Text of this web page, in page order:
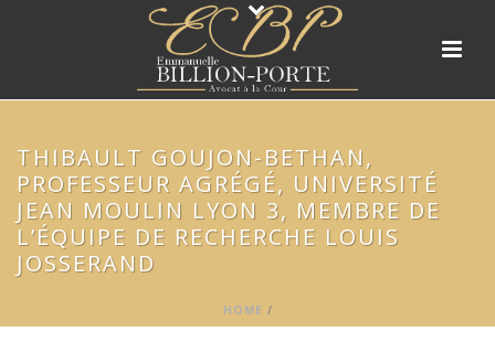
THIBAULT GOUJON-BETHAN,
PROFESSEUR AGRÉGÉ, UNIVERSITÉ
JEAN MOULIN LYON 3, MEMBRE DE
L’ÉQUIPE DE RECHERCHE LOUIS
JOSSERAND
HOME /